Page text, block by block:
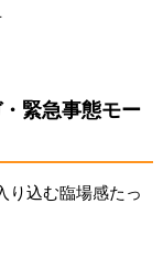
緊急事態モー
り込む臨場感たっ